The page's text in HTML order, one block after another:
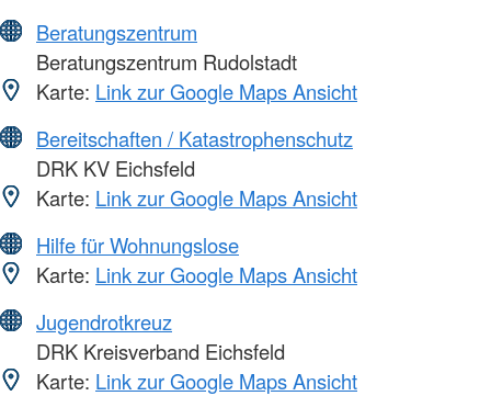
Beratungszentrum
Beratungszentrum Rudolstadt
Karte: Link zur Google Maps Ansicht
Bereitschaften / Katastrophenschutz
DRK KV Eichsfeld
Karte: Link zur Google Maps Ansicht
Hilfe für Wohnungslose
Karte: Link zur Google Maps Ansicht
Jugendrotkreuz
DRK Kreisverband Eichsfeld
Karte: Link zur Google Maps Ansicht